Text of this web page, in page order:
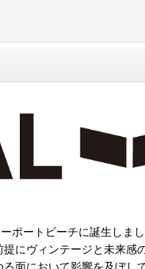
ポートビーチに誕生しまし
にヴィンテージと未来感
面において影響を及ぼし